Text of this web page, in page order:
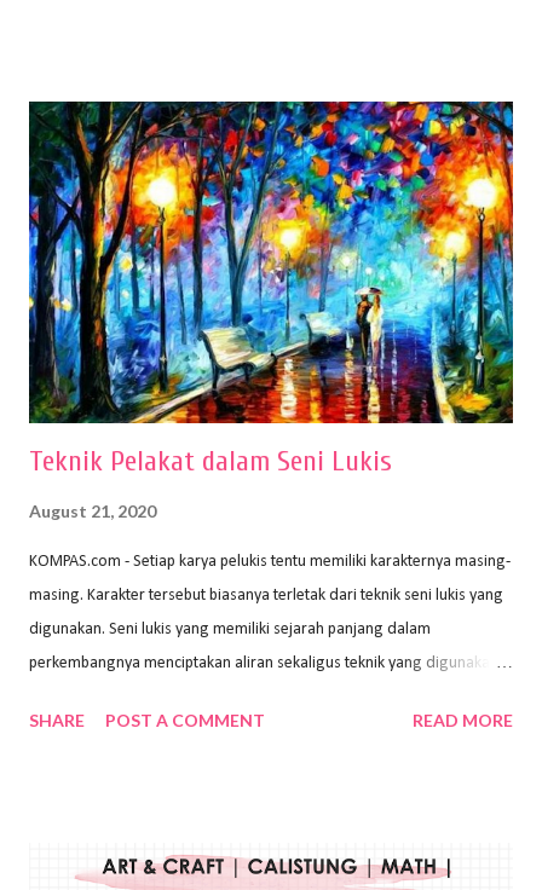
memiliki spesifikasi berbeda sesuai jenisnya. Berikut peralatan
menggambar bentuk: 1. Kertas Gambar Kegiatan menggambar
membutuhkan kertas yang baik agar proses pembuatan gambar lebih
nyaman dan maksimal. Bahan kertas yang baik salah satu syaratnya
adalah tidak mudah sobek, mengingat menggambar merupakan
proses menggores dan menghapus. Kertas adalah bahan yang paling
ideal digunakan untuk menggambar. Dalam menggambar
menggunakan pen...
Teknik Pelakat dalam Seni Lukis
August 21, 2020
KOMPAS.com - Setiap karya pelukis tentu memiliki karakternya masing-
masing. Karakter tersebut biasanya terletak dari teknik seni lukis yang
digunakan. Seni lukis yang memiliki sejarah panjang dalam
perkembangnya menciptakan aliran sekaligus teknik yang digunakan.
Wayan Kun Adnyana, teknik yang berbeda tentunya akan
menggunakan bahan dasar cat air, cat akrilik, atau cat minyak dengan
SHARE POST A COMMENT READ MORE